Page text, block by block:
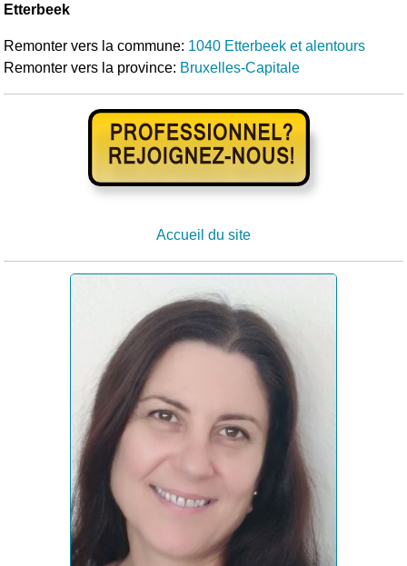
Etterbeek
Remonter vers la commune: 1040 Etterbeek et alentours
Remonter vers la province: Bruxelles-Capitale
Accueil du site